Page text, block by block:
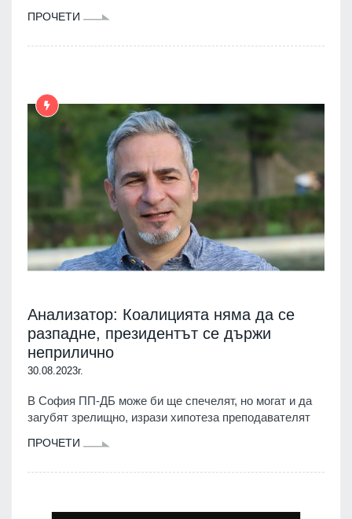
ПРОЧЕТИ
Анализатор: Коалицията няма да се
разпадне, президентът се държи
неприлично
30.08.2023г.
В София ПП-ДБ може би ще спечелят, но могат и да
загубят зрелищно, изрази хипотеза преподавателят
ПРОЧЕТИ